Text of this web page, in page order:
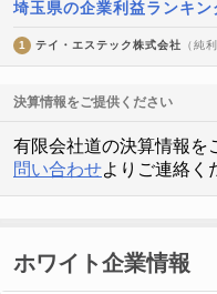
埼玉県の企業利益ランキン
1 テイ・エステック株式会社 （純
決算情報をご提供ください
有限会社道の決算情報を
問い合わせよりご連絡く
ホワイト企業情報